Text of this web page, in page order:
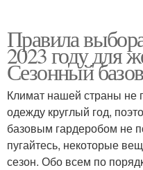
Правила
2023 году для
Сезонный
Климат нашей страны не
одежду круглый год,
базовым гардеробом не
пугайтесь, некоторые
сезон. Обо всем по